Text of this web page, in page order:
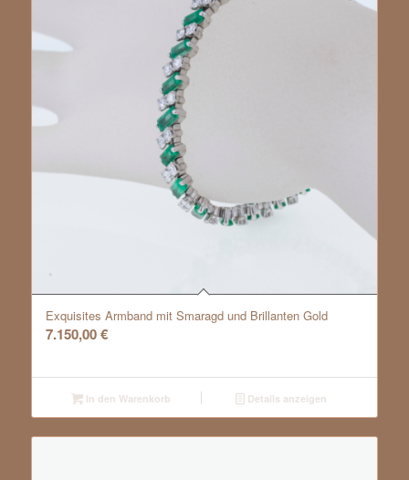
Exquisites Armband mit Smaragd und Brillanten Gold
7.150,00€
In den Warenkorb Details anzeigen